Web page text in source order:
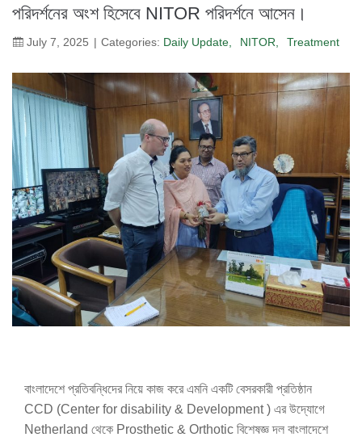
পরিদর্শনের অংশ হিসেবে NITOR পরিদর্শনে আসেন।
July 7, 2025 Categories: Daily Update NITOR Treatment
বাংলাদেশে প্রতিবন্ধিদের নিয়ে কাজ করে এমনি একটি বেসরকারী প্রতিষ্ঠান
CCD (Center for disability & Development ) এর উদ্যোগে
Netherland থেকে Prosthetic & Orthotic বিশেষজ্ঞ দল বাংলাদেশে